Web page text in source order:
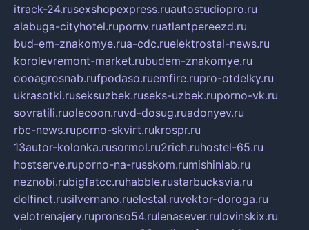
itrack-24.rusexshopexpress.ruautostudiopro.ru
alabuga-cityhotel.rupornv.ruatlantpereezd.ru
bud-em-znakomye.rua-cdc.ruelektrostal-news.ru
korolevremont-market.rubudem-znakomye.ru
oooagrosnab.rufpodaso.ruemfire.rupro-otdelky.ru
ukrasotki.ruseksuzbek.ruseks-uzbek.ruporno-vk.ru
sovratili.ruolecoon.ruvd-dosug.ruadonyev.ru
rbc-news.ruporno-skvirt.rukrospr.ru
13autor-kolonka.rusormol.ru2rich.ruhostel-65.ru
hostserve.ruporno-na-russkom.rumishinlab.ru
neznobi.rubigfatcc.ruhabble.rustarbucksvia.ru
delfinet.rusilvernano.ruelestal.ruvektor-doroga.ru
velotrenajery.rupronso54.rulenasever.rulovinskix.ru